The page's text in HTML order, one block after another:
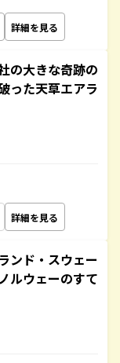
詳細を見る
の大きな奇跡の
った天草エアラ
詳細を見る
ンド・スウェー
ルウェーのすて